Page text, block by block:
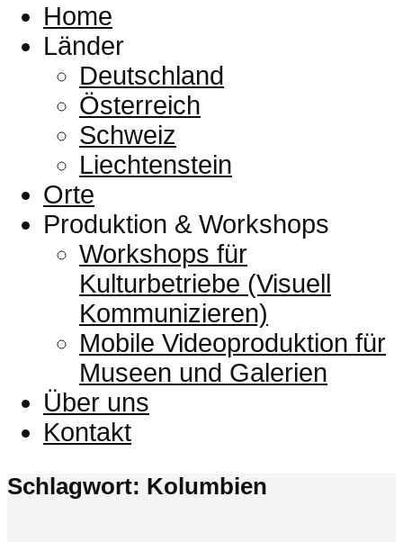
Home
Länder
Deutschland
Österreich
Schweiz
Liechtenstein
Orte
Produktion & Workshops
Workshops für
Kulturbetriebe (Visuell
Kommunizieren)
Mobile Videoproduktion für
Museen und Galerien
Über uns
Kontakt
Schlagwort: Kolumbien